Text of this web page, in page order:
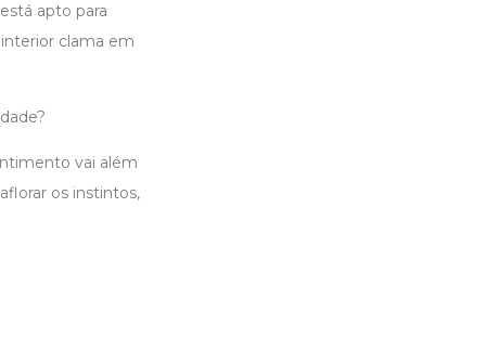
apto para
clama em
vai além
os instintos,